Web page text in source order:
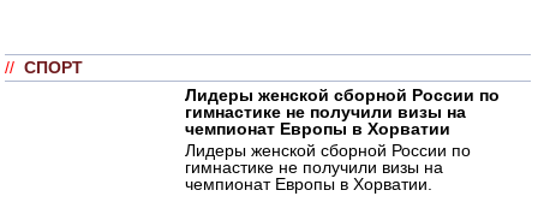
// СПОРТ
Лидеры женской сборной России по
гимнастике не получили визы на
чемпионат Европы в Хорватии
Лидеры женской сборной России по
гимнастике не получили визы на
чемпионат Европы в Хорватии.